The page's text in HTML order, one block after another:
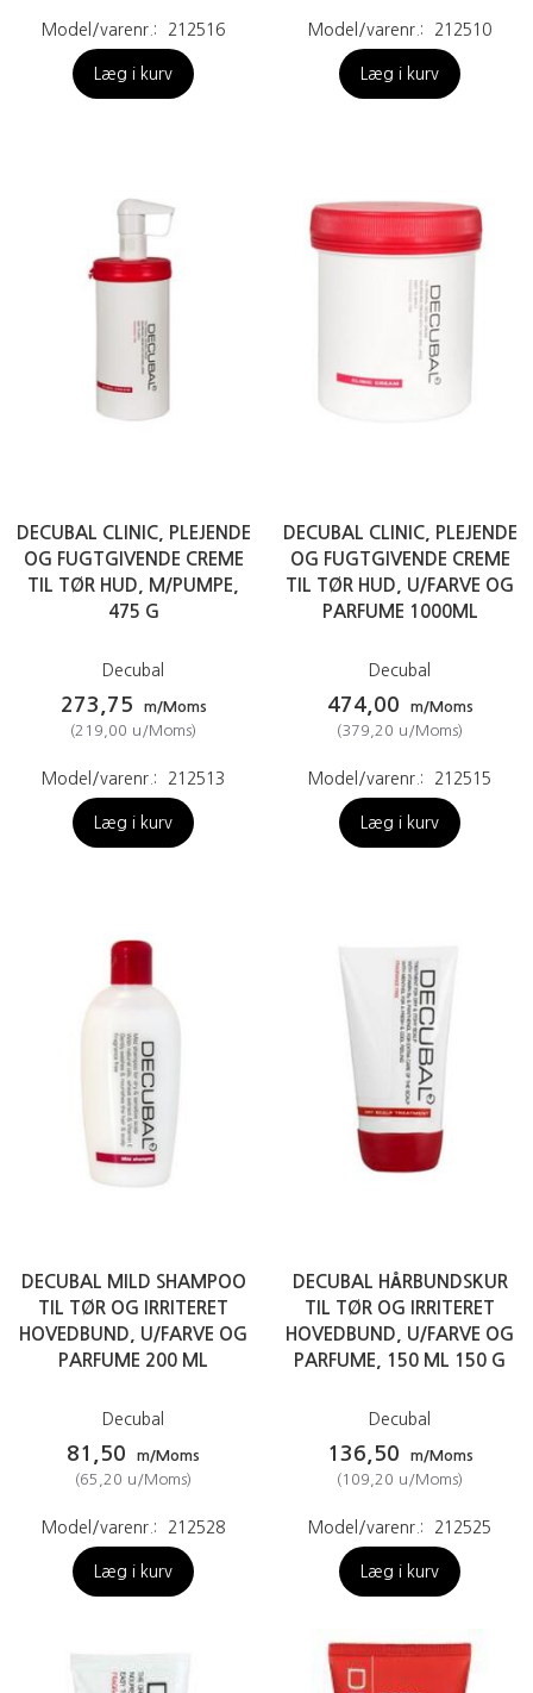
Model/varenr.: 212516
Læg i kurv
Model/varenr.: 212510
Læg i kurv
DECUBAL CLINIC, PLEJENDE
OG FUGTGIVENDE CREME
TIL TØR HUD, M/PUMPE,
475 G
Decubal
273,75
m/Moms
(219,00 u/Moms)
Model/varenr.: 212513
Læg i kurv
DECUBAL CLINIC, PLEJENDE
OG FUGTGIVENDE CREME
TIL TØR HUD, U/FARVE OG
PARFUME 1000ML
Decubal
474,00
m/Moms
(379,20 u/Moms)
Model/varenr.: 212515
Læg i kurv
DECUBAL MILD SHAMPOO
TIL TØR OG IRRITERET
HOVEDBUND, U/FARVE OG
PARFUME 200 ML
Decubal
81,50
m/Moms
(65,20 u/Moms)
Model/varenr.: 212528
Læg i kurv
DECUBAL HÅRBUNDSKUR
TIL TØR OG IRRITERET
HOVEDBUND, U/FARVE OG
PARFUME, 150 ML 150 G
Decubal
136,50
m/Moms
( 109,20 u/Moms)
Model/varenr.: 212525
Læg i kurv